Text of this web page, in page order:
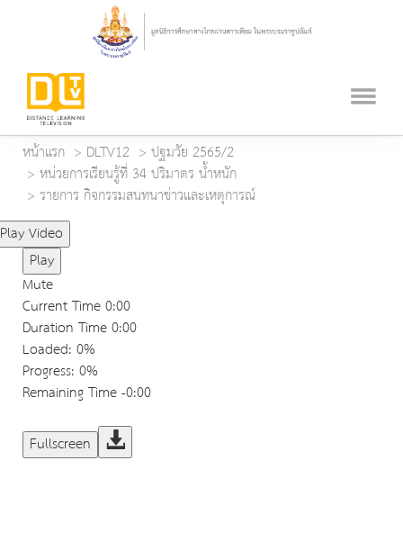
หน้าแรก DLTV12
ปฐมวัย 2565/2
หน่วยการเรียนรู้ที่ 34 ปริมาตร น้ำหนัก
รายการ กิจกรรมสนทนาข่าวและเหตุการณ์
Play Video
Play
Mute
Current Time0:00
Duration Time0:00
Loaded: 0%
Progress: 0%
Remaining Time-0:00
Fullscreen